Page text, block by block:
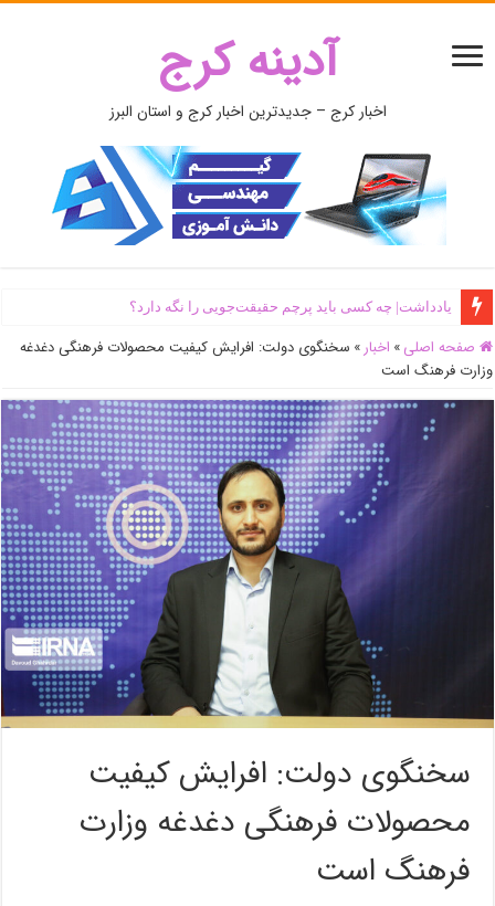
آدینه کرج
اخبار کرج – جدیدترین اخبار کرج و استان البرز
یادداشت| ‌چه کسی باید پرچم حقیقت‌جویی را نگه دارد؟
صفحه اصلی » اخبار » سخنگوی دولت: افرایش کیفیت محصولات فرهنگی دغدغه
وزارت فرهنگ است
سخنگوی دولت: افرایش کیفیت
محصولات فرهنگی دغدغه وزارت
فرهنگ است